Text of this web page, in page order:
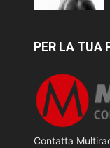
PER LA TUA
Contatta